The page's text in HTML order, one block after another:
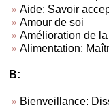
Aide: Savoir
Amour de soi
Amélioration de
Alimentation:
B:
Bienveillance: